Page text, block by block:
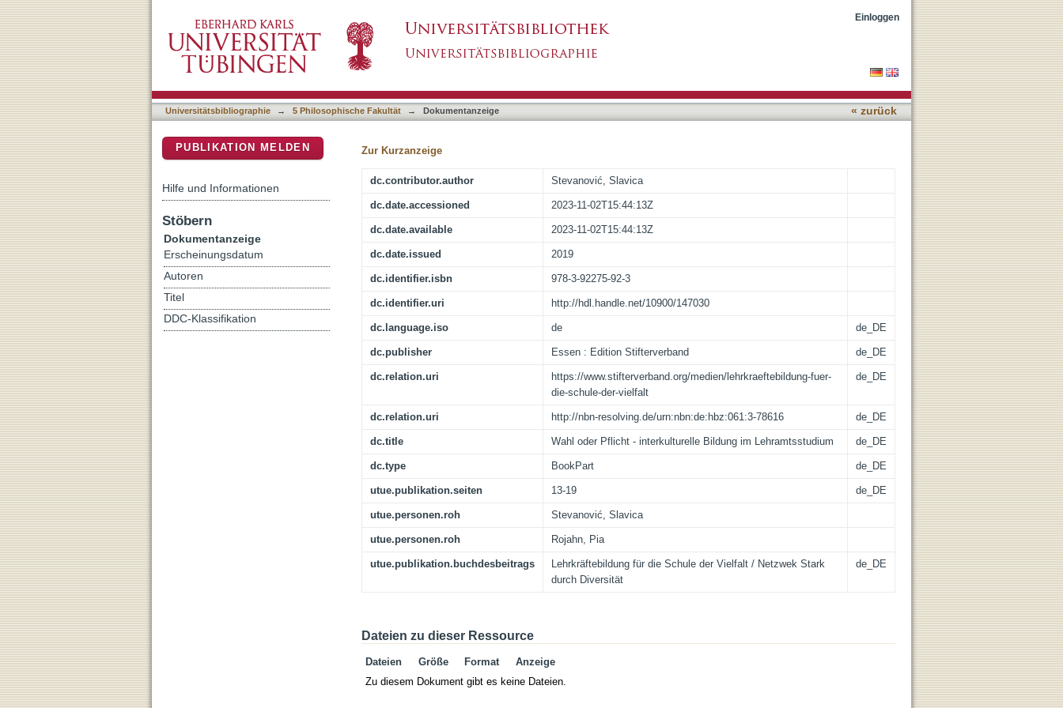
Einloggen
Universitätsbibliographie → 5 Philosophische Fakultät → Dokumentanzeige « zurück
Zur Kurzanzeige
dc.contributor.author Stevanović, Slavica
dc.date.accessioned 2023-11-02T15:44:13Z
dc.date.available 2023-11-02T15:44:13Z
dc.date.issued 2019
dc.identifier.isbn 978-3-92275-92-3
dc.identifier.uri http://hdl.handle.net/10900/147030
dc.language.iso de de_DE
dc.publisher Essen : Edition Stifterverband de_DE
dc.relation.uri
https://www.stifterverband.org/medien/lehrkraeftebildung-fuer-
die-schule-der-vielfalt
de_DE
dc.relation.uri http://nbn-resolving.de/urn:nbn:de:hbz:061:3-78616 de_DE
dc.title Wahl oder Pflicht - interkulturelle Bildung im Lehramtsstudium de_DE
dc.type BookPart de_DE
utue.publikation.seiten 13-19 de_DE
utue.personen.roh Stevanović, Slavica
utue.personen.roh Rojahn, Pia
utue.publikation.buchdesbeitrags
Lehrkräftebildung für die Schule der Vielfalt / Netzwek Stark
durch Diversität
de_DE
Dateien zu dieser Ressource
Dateien Größe Format
Anzeige
Zu diesem Dokument gibt es keine Dateien.
PUBLIKATION MELDEN
Hilfe und Informationen
Stöbern
Dokumentanzeige
Erscheinungsdatum
Autoren
Titel
DDC-Klassifikation